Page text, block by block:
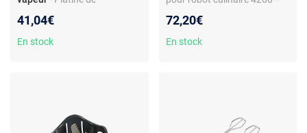
vapeur Magimix - Compatible
modèles 11578, 11579,
41,04€
En stock
remplacement – compatible
Cuisine Système 4200 XL –
72,20€
En stock